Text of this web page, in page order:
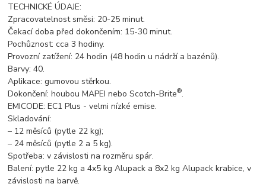
TECHNICKÉ ÚDAJE:
Zpracovatelnost směsi: 20-25 minut.
Čekací doba před dokončením: 15-30 minut.
Pochůznost: cca 3 hodiny.
Provozní zatížení: 24 hodin (48 hodin u nádrží a bazénů).
Barvy: 40.
Aplikace: gumovou stěrkou.
Dokončení: houbou MAPEI nebo Scotch-Brite®.
EMICODE: EC1 Plus - velmi nízké emise.
Skladování:
– 12 měsíců (pytle 22 kg);
– 24 měsíců (pytle 2 a 5 kg).
Spotřeba: v závislosti na rozměru spár.
Balení: pytle 22 kg a 4x5 kg Alupack a 8x2 kg Alupack krabice, v
závislosti na barvě.